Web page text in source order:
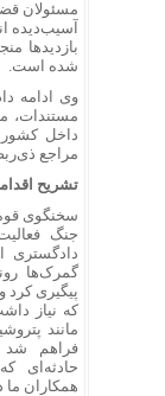
بازدید‌ها
شده است.
وی ادامه
مستندات،
داخل
مراجع
تشریح
سخنگوی قوه
جنگ
دادگستری
گمرک‌ها
پیگیری کرد
که نیاز
مانند
فراهم شد
حادثه‌ای
همکاران ما